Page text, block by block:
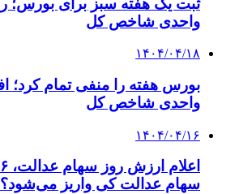
واحدی شاخص کل
۱۴۰۴/۰۴/۱۸
واحدی شاخص کل
۱۴۰۴/۰۴/۱۶
سهام عدالت کی واریز می‌شود؟